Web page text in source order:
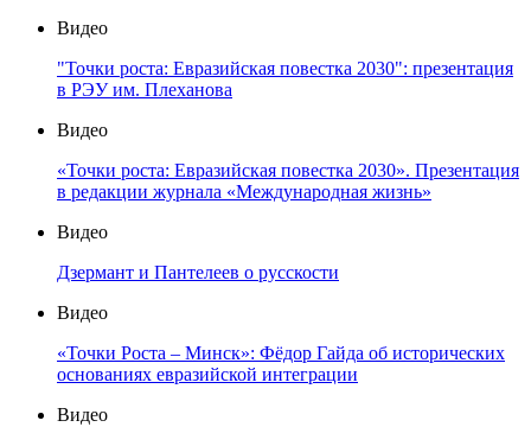
Видео
"Точки роста: Евразийская повестка 2030": презентация
в РЭУ им. Плеханова
Видео
«Точки роста: Евразийская повестка 2030». Презентация
в редакции журнала «Международная жизнь»
Видео
Дзермант и Пантелеев о русскости
Видео
«Точки Роста – Минск»: Фёдор Гайда об исторических
основаниях евразийской интеграции
Видео